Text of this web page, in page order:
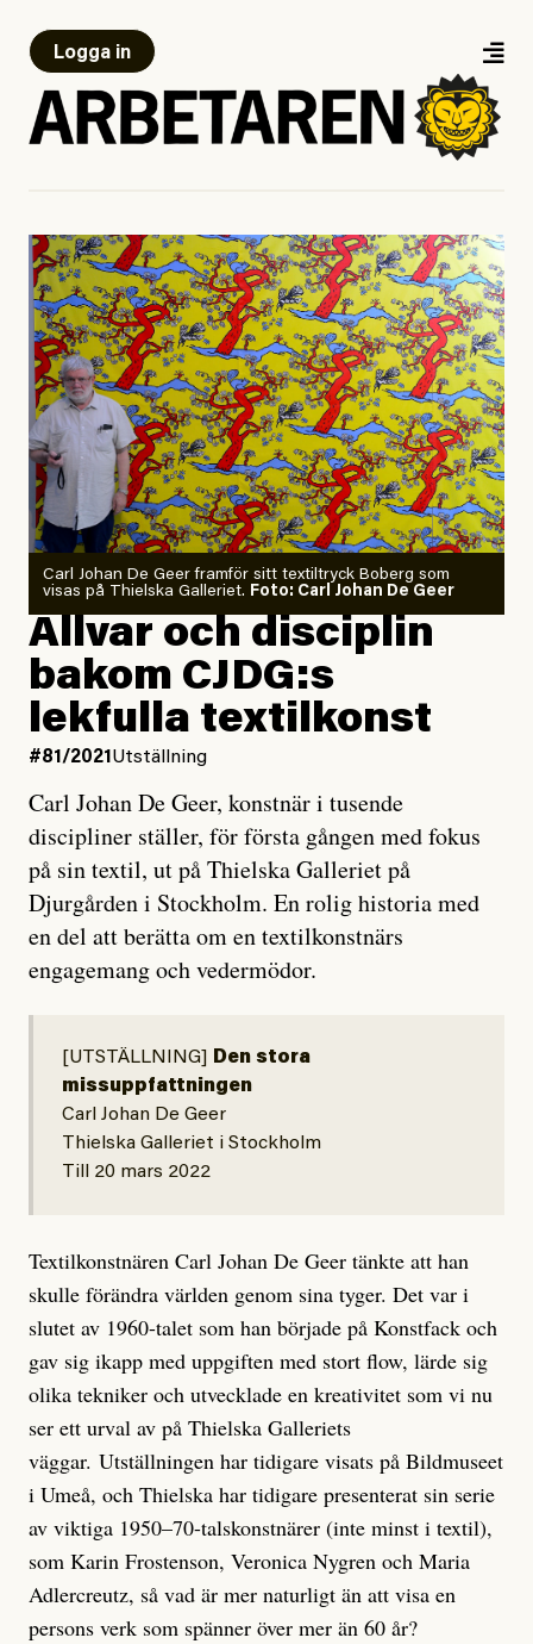
Logga in
Carl Johan De Geer framför sitt textiltryck Boberg som
visas på Thielska Galleriet. Foto: Carl Johan De Geer
Allvar och disciplin
bakom CJDG:s
lekfulla textilkonst
#81/2021Utställning
Carl Johan De Geer, konstnär i tusende
discipliner ställer, för första gången med fokus
på sin textil, ut på Thielska Galleriet på
Djurgården i Stockholm. En rolig historia med
en del att berätta om en textilkonstnärs
engagemang och vedermödor.
[UTSTÄLLNING] Den stora
missuppfattningen
Carl Johan De Geer
Thielska Galleriet i Stockholm
Till 20 mars 2022
Textilkonstnären Carl Johan De Geer tänkte att han
skulle förändra världen genom sina tyger. Det var i
slutet av 1960-talet som han började på Konstfack och
gav sig ikapp med uppgiften med stort flow, lärde sig
olika tekniker och utvecklade en kreativitet som vi nu
ser ett urval av på Thielska Galleriets
väggar. Utställningen har tidigare visats på Bildmuseet
i Umeå, och Thielska har tidigare presenterat sin serie
av viktiga 1950–70-talskonstnärer (inte minst i textil),
som Karin Frostenson, Veronica Nygren och Maria
Adlercreutz, så vad är mer naturligt än att visa en
persons verk som spänner över mer än 60 år?